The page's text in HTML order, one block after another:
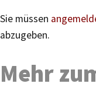
Sie müssen
abzugeben.
Mehr